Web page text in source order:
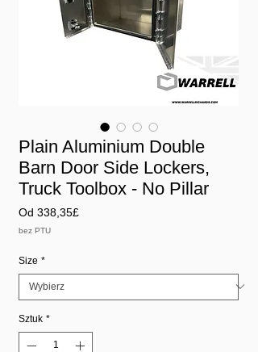
Plain Aluminium Double
Barn Door Side Lockers,
Truck Toolbox - No Pillar
Od 338,35£
bez PTU
Size *
Sztuk *